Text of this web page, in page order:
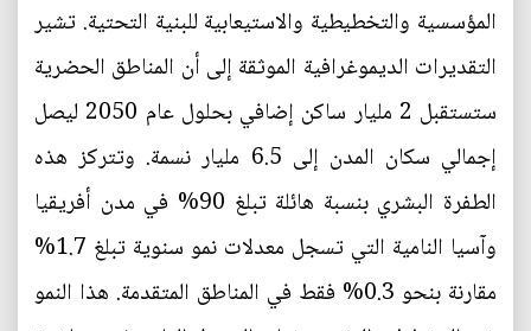
المؤسسية والتخطيطية والاستيعابية للبنية التحتية. تشير
التقديرات الديموغرافية الموثقة إلى أن المناطق الحضرية
ستستقبل 2 مليار ساكن إضافي بحلول عام 2050 ليصل
إجمالي سكان المدن إلى 6.5 مليار نسمة. وتتركز هذه
الطفرة البشري بنسبة هائلة تبلغ 90% في مدن أفريقيا
وآسيا النامية التي تسجل معدلات نمو سنوية تبلغ 1.7%
مقارنة بنحو 0.3% فقط في المناطق المتقدمة. هذا النمو